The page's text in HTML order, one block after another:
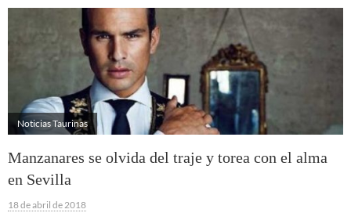
Noticias Taurinas
Manzanares se olvida del traje y torea con el alma
en Sevilla
18 de abril de 2018